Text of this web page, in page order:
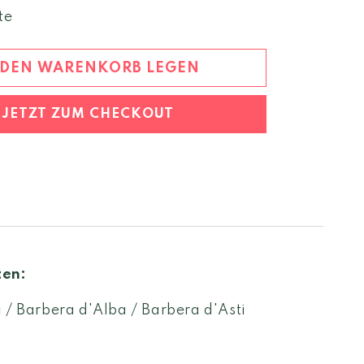
Menge
Barbera
d&#39;Asti
2021
DOC
DEN WARENKORB LEGEN
JETZT ZUM CHECKOUT
/ Barbera d'Alba / Barbera d'Asti